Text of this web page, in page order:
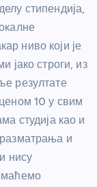
стипендија,
ниво који је
јако строги, из
резултате
10 у свим
студија као и
и
нису